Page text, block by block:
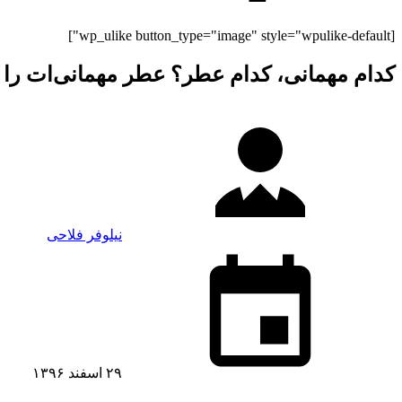
[wp_ulike button_type="image" style="wpulike-default"]
کدام مهمانی، کدام عطر؟ عطر مهمانی‌ات
نیلوفر فلاحی
۲۹ اسفند ۱۳۹۶